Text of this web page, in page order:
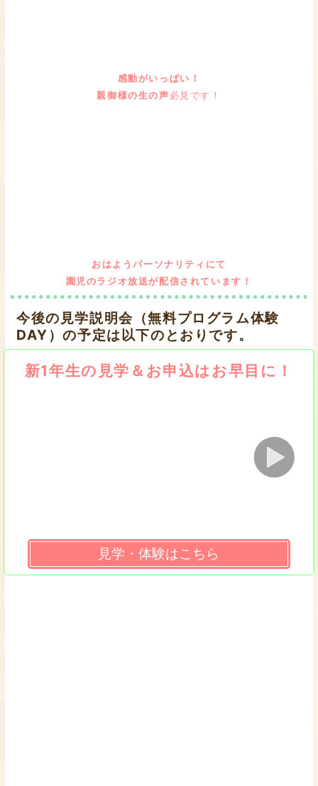
感動がいっぱい！
親御様の生の声 必見です！
おはようパーソナリティにて
園児のラジオ放送が配信されています！
今後の見学説明会（無料プログラム体験
DAY）の予定は以下のとおりです。
新1年生の見学＆お申込はお早目に！
見学・体験はこちら